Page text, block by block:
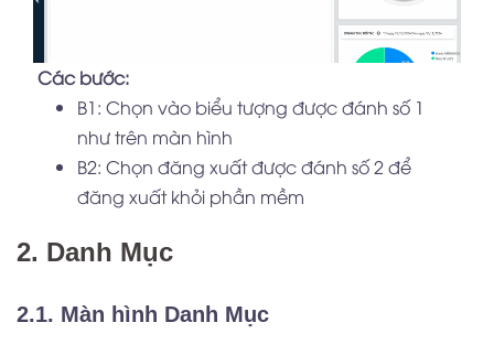
Các bước:
B1: Chọn vào biểu tượng được đánh số 1
như trên màn hình
B2: Chọn đăng xuất được đánh số 2 để
đăng xuất khỏi phần mềm
2. Danh Mục
2.1. Màn hình Danh Mục